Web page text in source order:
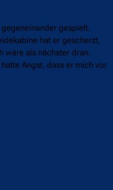
gespielt.
hat er gescherzt,
wäre als nächster dran.
Angst, dass er mich vor